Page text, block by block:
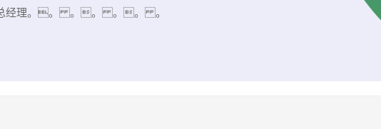
经理。。 。。 。。 。